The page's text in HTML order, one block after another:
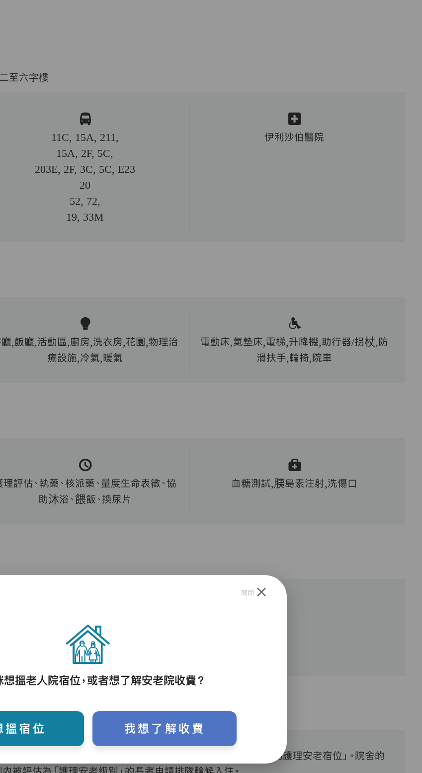
至六字樓
11C, 15A, 211,
15A, 2F, 5C,
203E, 2F, 3C, 5C, E23
20
52, 72,
19, 33M
伊利沙伯醫院
廳,飯廳,活動區,廚房,洗衣房,花園,物理治
療設施,冷氣,暖氣
電動床,氣墊床,電梯,升降機,助行器/拐杖,防
滑扶手,輪椅,院車
理評估、執藥、核派藥、量度生命表徵、協
助沐浴、餵飯、換尿片
血糖測試,胰島素注射,洗傷口
照顧，請致電 21176717 查詢。
2117 6717
個「提供持續照顧的護理安老宿位」。院舍的
被評估為「護理安老級別」的長者申請排隊輪候入住。
關閉
想搵老人院宿位，或者想了解安老院收費？
搵宿位 我想了解收費